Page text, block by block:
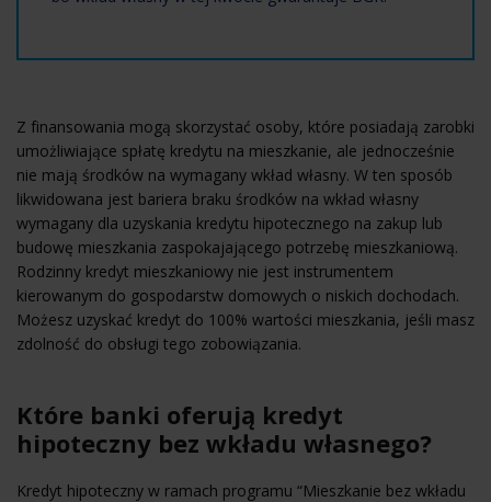
Z finansowania mogą skorzystać osoby, które posiadają zarobki
umożliwiające spłatę kredytu na mieszkanie, ale jednocześnie
nie mają środków na wymagany wkład własny. W ten sposób
likwidowana jest bariera braku środków na wkład własny
wymagany dla uzyskania kredytu hipotecznego na zakup lub
budowę mieszkania zaspokajającego potrzebę mieszkaniową.
Rodzinny kredyt mieszkaniowy nie jest instrumentem
kierowanym do gospodarstw domowych o niskich dochodach.
Możesz uzyskać kredyt do 100% wartości mieszkania, jeśli masz
zdolność do obsługi tego zobowiązania.
Które banki oferują kredyt
hipoteczny bez wkładu własnego?
Kredyt hipoteczny w ramach programu “Mieszkanie bez wkładu